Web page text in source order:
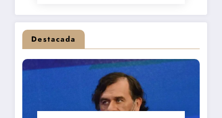
Destacada